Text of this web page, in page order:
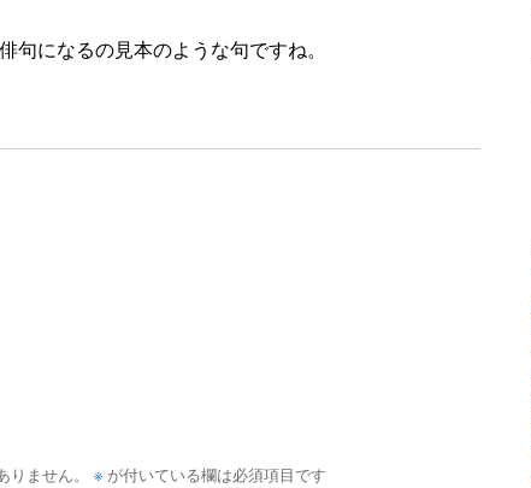
句になるの見本のような句ですね。
ません。 ※が付いている欄は必須項目です